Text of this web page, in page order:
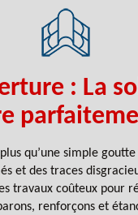
: La
qu’une simple
et des traces
travaux coûteux pour
renforçons et